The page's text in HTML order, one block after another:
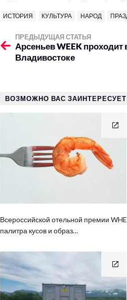
ИСТОРИЯ КУЛЬТУРА НАРОД
ПРЕДЫДУЩАЯ СТАТЬЯ
Арсеньев WEEK проходит
Владивостоке
ВОЗМОЖНО ВАС ЗАИНТЕРЕСУЕТ
Всероссийской отельной премии
палитра кусов и образ…